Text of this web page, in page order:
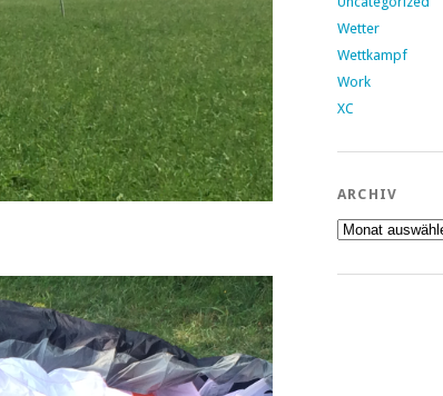
Wetter
Wettkampf
Work
XC
ARCHIV
Archiv